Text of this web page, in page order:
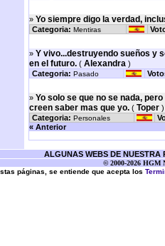
» Yo siempre digo la verdad,
Categoria: Mentiras
» Y vivo...destruyendo sueños y
en el futuro.( Alexandra )
Categoria: Pasado
» Yo solo se que no se nada,
creen saber mas que yo.( Toper)
Categoria: Personales
« Anterior
ALGUNAS WEBS DE NUESTRA
© 2000-2026 HGM
páginas, se entiende que acepta los